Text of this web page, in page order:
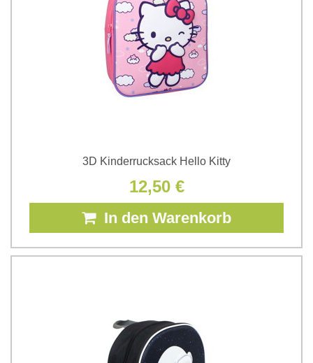
3D Kinderrucksack Hello Kitty
12,50 €
In den Warenkorb